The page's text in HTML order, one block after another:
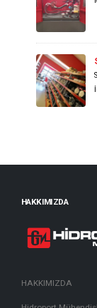
HAKKIMIZDA
HAKKIMIZDA